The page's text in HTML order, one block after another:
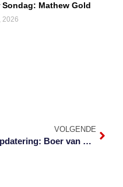
Mathew Gold
2026
VOLGENDE
Updatering: Boer van Schoemanskloof vermoor